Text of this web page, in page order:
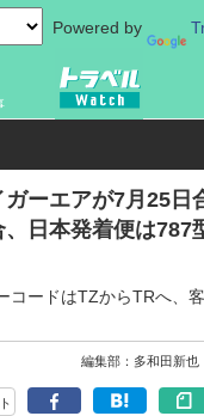
Powered by
・政府・官庁 海外エア
ーエアが7月25日
日本発着便は787
コードはTZからTRへ、
編集部：多和田新也